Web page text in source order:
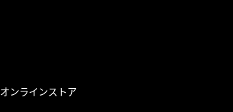
オンラインストア